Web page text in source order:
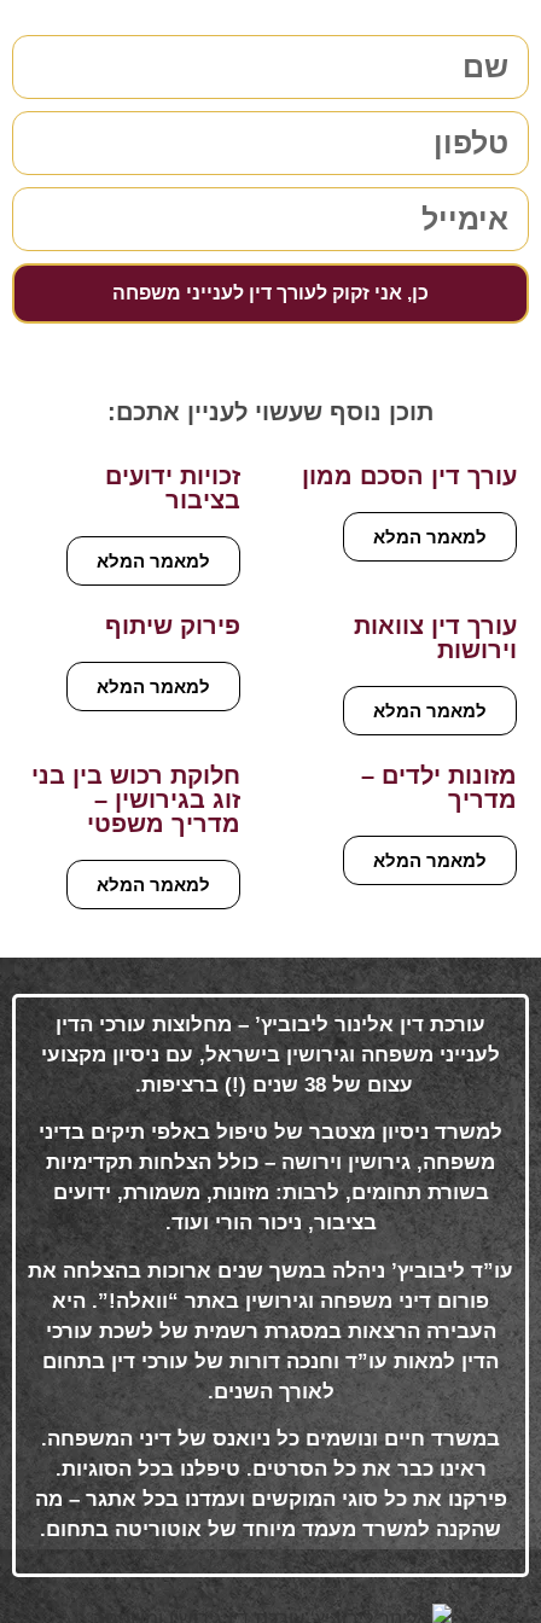
כן, אני זקוק לעורך דין לענייני משפחה
תוכן נוסף שעשוי לעניין אתכם:
עורך דין הסכם ממון
למאמר המלא
זכויות ידועים
בציבור
למאמר המלא
עורך דין צוואות
וירושות
למאמר המלא
פירוק שיתוף
למאמר המלא
מזונות ילדים –
מדריך
למאמר המלא
חלוקת רכוש בין בני
זוג בגירושין –
מדריך משפטי
למאמר המלא
עורכת דין אלינור ליבוביץ’ – מחלוצות עורכי הדין
לענייני משפחה וגירושין בישראל, עם ניסיון מקצועי
עצום של 38 שנים (!) ברציפות
.
למשרד ניסיון מצטבר של טיפול באלפי תיקים בדיני
משפחה, גירושין וירושה – כולל הצלחות תקדימיות
בשורת תחומים, לרבות: מזונות, משמורת, ידועים
בציבור, ניכור הורי ועוד.
עו”ד ליבוביץ’ ניהלה במשך שנים ארוכות בהצלחה את
פורום דיני משפחה וגירושין באתר “וואלה!”. היא
העבירה הרצאות במסגרת רשמית של לשכת עורכי
הדין למאות עו”ד וחנכה דורות של עורכי דין בתחום
לאורך השנים.
במשרד חיים ונושמים כל ניואנס של דיני המשפחה.
ראינו כבר את כל הסרטים. טיפלנו בכל הסוגיות.
פירקנו את כל סוגי המוקשים ועמדנו בכל אתגר – מה
שהקנה למשרד מעמד מיוחד של אוטוריטה בתחום.